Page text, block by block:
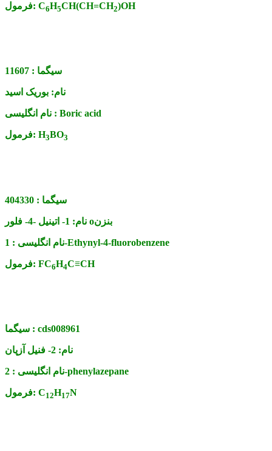
فرمول: C6H5CH(CH=CH2)OH
سیگما : 11607
نام: بوریک اسید
نام انگلیسی : Boric acid
فرمول: H3BO3
سیگما : 404330
نام: 1- اتینیل -4- فلور oبنزن
نام انگلیسی :1-Ethynyl-4-fluorobenzene
فرمول: FC6H4C≡CH
سیگما : cds008961
نام: 2- فنیل آزپان
نام انگلیسی :2-phenylazepane
فرمول: C12H17N